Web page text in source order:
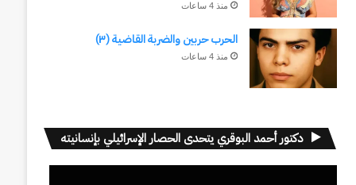
منذ 4 ساعات
الحرب حربين والضربة القاضية (٣)
منذ 4 ساعات
دكتور أحمد البوقري يتحدى الحصار الإسرائيلي بإنسانيته